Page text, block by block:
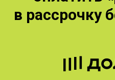
в рассрочку